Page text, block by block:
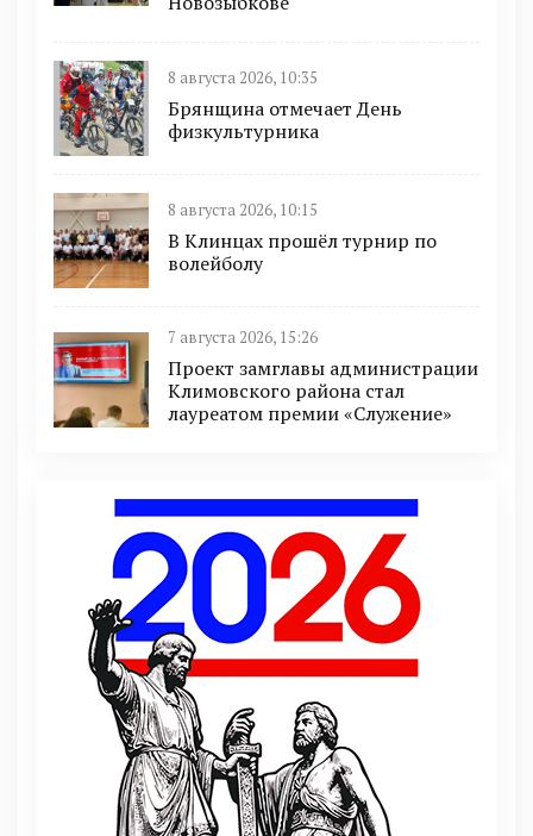
8 августа 2026, 10:35
Брянщина отмечает День
физкультурника
8 августа 2026, 10:15
В Клинцах прошёл турнир по
волейболу
7 августа 2026, 15:26
Проект замглавы администрации
Климовского района стал
лауреатом премии «Служение»